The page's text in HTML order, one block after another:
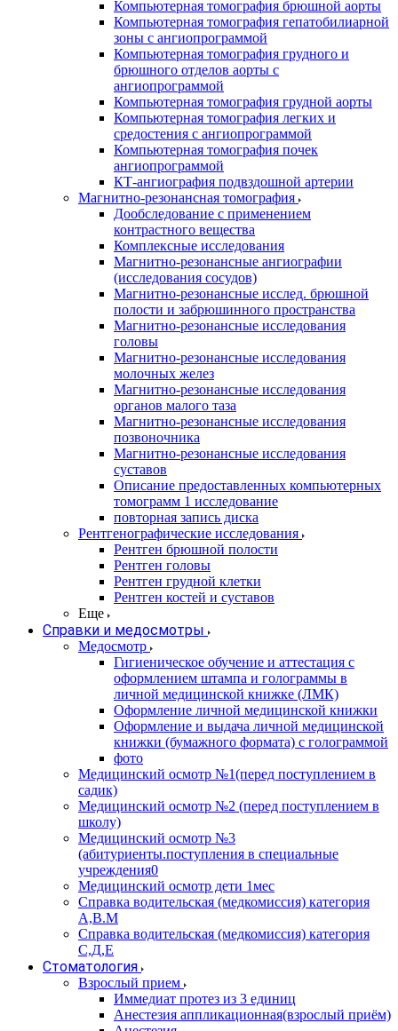
Компьютерная томография брюшной аорты
Компьютерная томография гепатобилиарной
зоны с ангиопрограммой
Компьютерная томография грудного и
брюшного отделов аорты с
ангиопрограммой
Компьютерная томография грудной аорты
Компьютерная томография легких и
средостения с ангиопрограммой
Компьютерная томография почек
ангиопрограммой
КТ-ангиография подвздошной артерии
Магнитно-резонансная томография
Дообследование с применением
контрастного вещества
Комплексные исследования
Магнитно-резонансные ангиографии
(исследования сосудов)
Магнитно-резонансные исслед. брюшной
полости и забрюшинного пространства
Магнитно-резонансные исследования
головы
Магнитно-резонансные исследования
молочных желез
Магнитно-резонансные исследования
органов малого таза
Магнитно-резонансные исследования
позвоночника
Магнитно-резонансные исследования
суставов
Описание предоставленных компьютерных
томограмм 1 исследование
повторная запись диска
Рентгенографические исследования
Рентген брюшной полости
Рентген головы
Рентген грудной клетки
Рентген костей и суставов
Еще
Справки и медосмотры
Медосмотр
Гигиеническое обучение и аттестация с
оформлением штампа и голограммы в
личной медицинской книжке (ЛМК)
Оформление личной медицинской книжки
Оформление и выдача личной медицинской
книжки (бумажного формата) с голограммой
фото
Медицинский осмотр №1(перед поступлением в
садик)
Медицинский осмотр №2 (перед поступлением в
школу)
Медицинский осмотр №3
(абитуриенты.поступления в специальные
учреждения0
Медицинский осмотр дети 1мес
Справка водительская (медкомиссия) категория
А,В.М
Справка водительская (медкомиссия) категория
С,Д,Е
Стоматология
Взрослый прием
Иммедиат протез из 3 единиц
Анестезия аппликационная(взрослый приём)